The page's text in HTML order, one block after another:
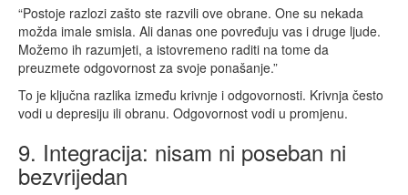
“Postoje razlozi zašto ste razvili ove obrane. One su nekada
možda imale smisla. Ali danas one povređuju vas i druge ljude.
Možemo ih razumjeti, a istovremeno raditi na tome da
preuzmete odgovornost za svoje ponašanje.”
To je ključna razlika između krivnje i odgovornosti. Krivnja često
vodi u depresiju ili obranu. Odgovornost vodi u promjenu.
9. Integracija: nisam ni poseban ni
bezvrijedan